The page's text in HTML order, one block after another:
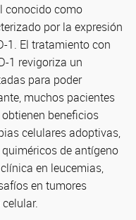
conocido como
por la expresión
1. El tratamiento con
1 revigoriza un
para poder
muchos pacientes
beneficios
celulares adoptivas,
de antígeno
en leucemias,
en tumores